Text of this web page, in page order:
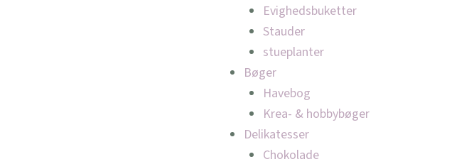
Evighedsbuketter
Stauder
stueplanter
Bøger
Havebog
Krea- & hobbybøger
Delikatesser
Chokolade